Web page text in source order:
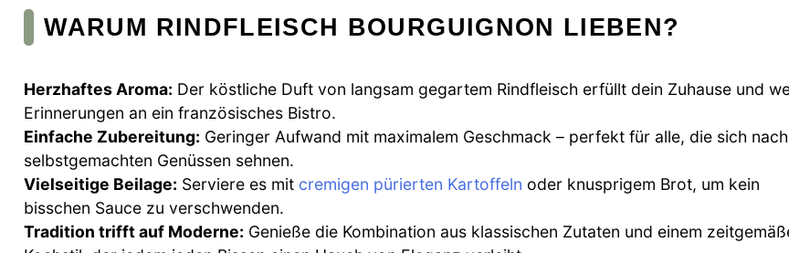
WARUM RINDFLEISCH BOURGUIGNON LIEBEN?
Herzhaftes Aroma: Der köstliche Duft von langsam gegartem Rindfleisch erfüllt dein Zuhause und
Erinnerungen an ein französisches Bistro.
Einfache Zubereitung: Geringer Aufwand mit maximalem Geschmack – perfekt für alle, die sich nach
selbstgemachten Genüssen sehnen.
Vielseitige Beilage: Serviere es mit cremigen pürierten Kartoffeln oder knusprigem Brot, um kein
bisschen Sauce zu verschwenden.
Tradition trifft auf Moderne: Genieße die Kombination aus klassischen Zutaten und einem